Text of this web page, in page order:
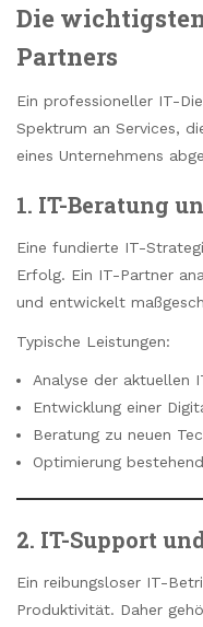
Die
Partners
Ein professioneller IT-
Spektrum an Services,
eines Unternehmens
1. IT-Beratung
Eine fundierte IT-
Erfolg. Ein IT-Partner
und entwickelt
Typische Leistungen:
Analyse der aktuellen
Entwicklung einer
Beratung zu neuen
Optimierung
2. IT-Support
Ein reibungsloser IT-
Produktivität. Daher